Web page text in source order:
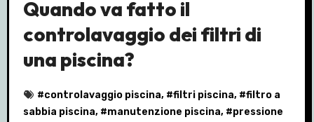
Quando va fatto il
controlavaggio dei filtri di
una piscina?
#controlavaggio piscina, #filtri piscina, #filtro a
sabbia piscina, #manutenzione piscina, #pressione